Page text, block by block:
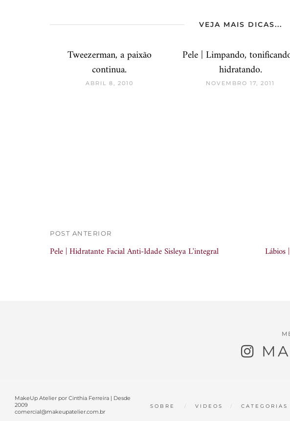
VEJA MAIS DICAS...
Tweezerman, a paixão
continua.
ABRIL 8, 2010
Pele | Limpando,
hidratando.
NOVEMBRO 17, 2011
POST ANTERIOR
Pele | Hidratante Facial Anti-Idade Sisleya L'integral
MakeUp Atelier por Cinthia Ferreira | Desde
2009
comercial@makeupatelier.com.br
SOBRE VIDEOS CATEGORIAS